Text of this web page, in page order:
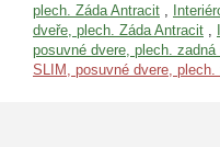
plech. Záda Antracit ,
dveře, plech. Záda Antracit ,
posuvné dvere, plech. zadná
SLIM, posuvné dvere, plech.